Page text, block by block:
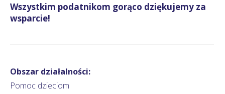
Wszystkim podatnikom gorąco dziękujemy za
wsparcie!
Obszar działalności:
Pomoc dzieciom